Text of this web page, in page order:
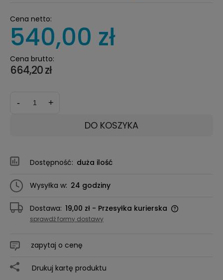
Cena brutto:
664,20 zł
Cena netto:
540,00 zł
- +
DO KOSZYKA
Dostępność: duża ilość
Wysyłka w: 24 godziny
Dostawa: 19,00 zł - Przesyłka kurierska
sprawdź formy dostawy
zapytaj o cenę
Drukuj kartę produktu